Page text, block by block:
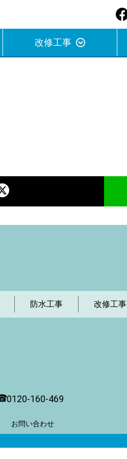
改修工事
防水工事 改修工事
お問い合わせ
0120-160-469